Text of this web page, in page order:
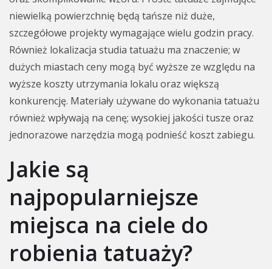
niewielką powierzchnię będą tańsze niż duże,
szczegółowe projekty wymagające wielu godzin pracy.
Również lokalizacja studia tatuażu ma znaczenie; w
dużych miastach ceny mogą być wyższe ze względu na
wyższe koszty utrzymania lokalu oraz większą
konkurencję. Materiały używane do wykonania tatuażu
również wpływają na cenę; wysokiej jakości tusze oraz
jednorazowe narzędzia mogą podnieść koszt zabiegu.
Jakie są
najpopularniejsze
miejsca na ciele do
robienia tatuaży?